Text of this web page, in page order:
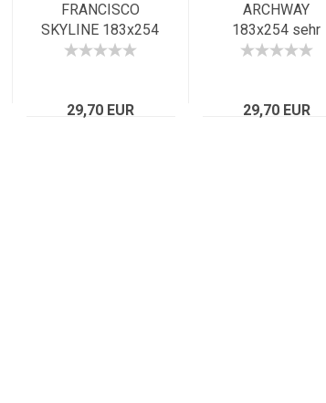
FRANCISCO
SKYLINE 183x254
Golden Gate
29,70 EUR
ARCHWAY
183x254 sehr
edler Säulengang,
29,70 EUR